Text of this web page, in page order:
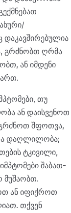
გრძნობთ ღრმა
ან იმდენი
თუ
ან დაისვენოთ
შფოთვა,
და დაღლილობა;
ტკივილი,
შაბათ-
მუშაობთ.
ან იფიქროთ
თქვენ